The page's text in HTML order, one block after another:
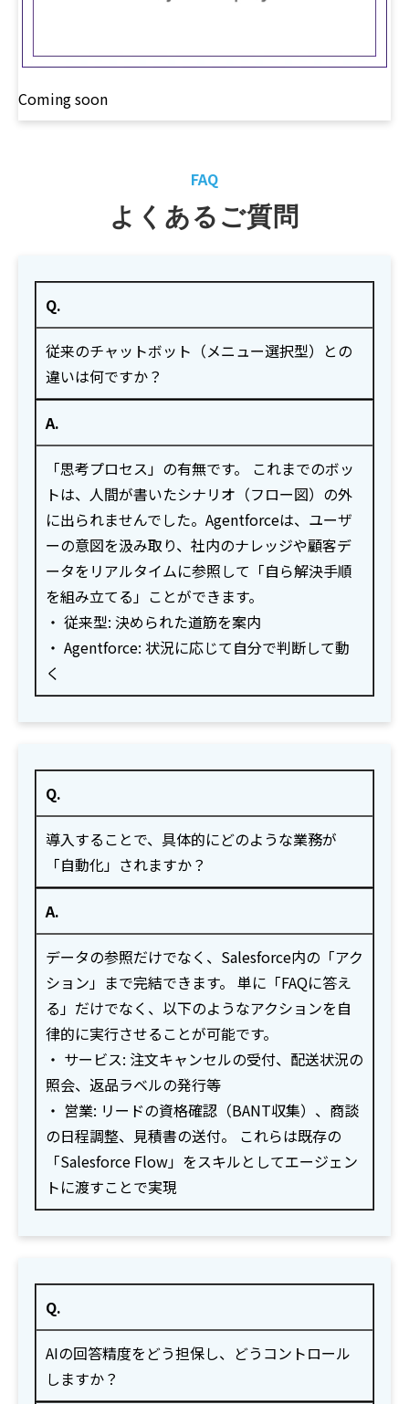
Coming soon
FAQ
よくあるご質問
Q.
従来のチャットボット（メニュー選択型）との
違いは何ですか？
A.
「思考プロセス」の有無です。 これまでのボッ
トは、人間が書いたシナリオ（フロー図）の外
に出られませんでした。Agentforceは、ユーザ
ーの意図を汲み取り、社内のナレッジや顧客デ
ータをリアルタイムに参照して「自ら解決手順
を組み立てる」ことができます。
・ 従来型: 決められた道筋を案内
・ Agentforce: 状況に応じて自分で判断して動
く
Q.
導入することで、具体的にどのような業務が
「自動化」されますか？
A.
データの参照だけでなく、Salesforce内の「アク
ション」まで完結できます。 単に「FAQに答え
る」だけでなく、以下のようなアクションを自
律的に実行させることが可能です。
・ サービス: 注文キャンセルの受付、配送状況の
照会、返品ラベルの発行等
・ 営業: リードの資格確認（BANT収集）、商談
の日程調整、見積書の送付。 これらは既存の
「Salesforce Flow」をスキルとしてエージェン
トに渡すことで実現
Q.
AIの回答精度をどう担保し、どうコントロール
しますか？